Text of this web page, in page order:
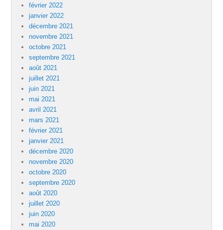
février 2022
janvier 2022
décembre 2021
novembre 2021
octobre 2021
septembre 2021
août 2021
juillet 2021
juin 2021
mai 2021
avril 2021
mars 2021
février 2021
janvier 2021
décembre 2020
novembre 2020
octobre 2020
septembre 2020
août 2020
juillet 2020
juin 2020
mai 2020